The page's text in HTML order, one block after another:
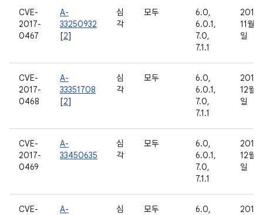
CVE-
2017-
0467
A-
33250932
[2]
심
각
모두
6.0,
6.0.1,
7.0,
7.1.1
2016
11월
일
CVE-
2017-
0468
A-
33351708
[2]
심
각
모두
6.0,
6.0.1,
7.0,
7.1.1
2016
12월 5
일
CVE-
2017-
0469
A-
33450635
심
각
모두
6.0,
6.0.1,
7.0,
7.1.1
2016
12월 8
일
CVE-
A-
심
모두
6.0,
2016